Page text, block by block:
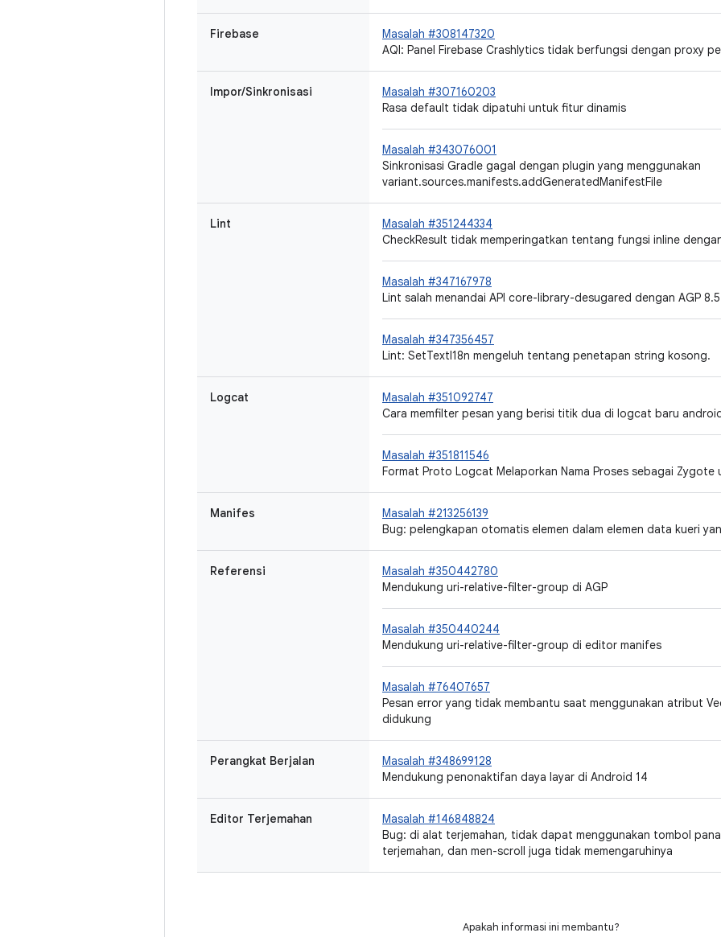
Firebase
Masalah #308147320
AQI: Panel Firebase Crashlytics tidak berfungsi dengan proxy
Impor/Sinkronisasi
Masalah #307160203
Rasa default tidak dipatuhi untuk fitur dinamis
Masalah #343076001
Sinkronisasi Gradle gagal dengan plugin yang menggunakan
variant.sources.manifests.addGeneratedManifestFile
Lint
Masalah #351244334
CheckResult tidak memperingatkan tentang fungsi inline
Masalah #347167978
Lint salah menandai API core-library-desugared dengan AGP
Masalah #347356457
Lint: SetTextI18n mengeluh tentang penetapan string kosong.
Logcat
Masalah #351092747
Cara memfilter pesan yang berisi titik dua di logcat baru
Masalah #351811546
Format Proto Logcat Melaporkan Nama Proses sebagai Zygote
Manifes
Masalah #213256139
Bug: pelengkapan otomatis elemen dalam elemen data kueri
Referensi
Masalah #350442780
Mendukung uri-relative-filter-group di AGP
Masalah #350440244
Mendukung uri-relative-filter-group di editor manifes
Masalah #76407657
Pesan error yang tidak membantu saat menggunakan atribut
didukung
Perangkat Berjalan
Masalah #348699128
Mendukung penonaktifan daya layar di Android 14
Editor Terjemahan
Masalah #146848824
Bug: di alat terjemahan, tidak dapat menggunakan tombol
terjemahan, dan men-scroll juga tidak memengaruhinya
Apakah informasi ini membantu?